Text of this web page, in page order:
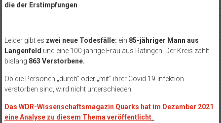
die der Erstimpfungen
Leider gibt es zwei neue Todesfälle: ein 85-jähriger Mann aus
Langenfeld und eine 100-jährige Frau aus Ratingen Der Kreis zählt
bislang 863 Verstorbene.
Ob die Personen „durch“ oder „mit“ ihrer Covid 19-Infektion
verstorben sind, wird nicht unterschieden.
Das WDR-Wissenschaftsmagazin Quarks hat im Dezember 2021
eine Analyse zu diesem Thema veröffentlicht.